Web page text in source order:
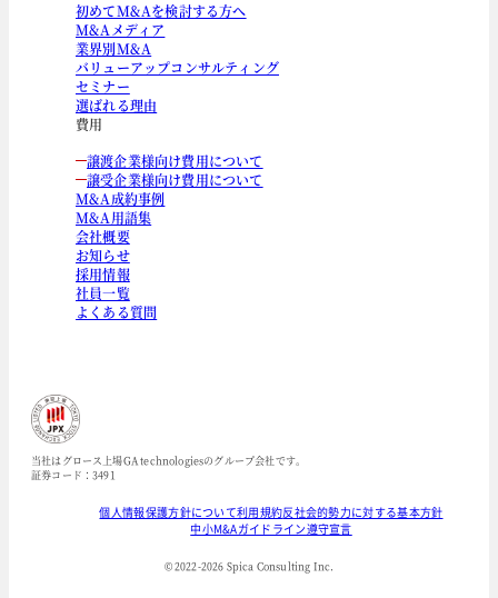
初めてM&Aを検討する方へ
M&Aメディア
業界別M&A
バリューアップコンサルティング
セミナー
選ばれる理由
費用
譲渡企業様向け費用について
譲受企業様向け費用について
M&A成約事例
M&A用語集
会社概要
お知らせ
採用情報
社員一覧
よくある質問
当社はグロース上場GA technologiesのグループ会社です。
証券コード：3491
個人情報保護方針について利用規約反社会的勢力に対する基本方針
中小M&Aガイドライン遵守宣言
© 2022-2026 Spica Consulting Inc.